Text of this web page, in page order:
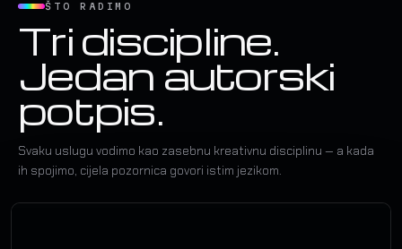
ŠTO RADIMO
Tri discipline.
Jedan autorski
potpis.
Svaku uslugu vodimo kao zasebnu kreativnu disciplinu — a kada
ih spojimo, cijela pozornica govori istim jezikom.